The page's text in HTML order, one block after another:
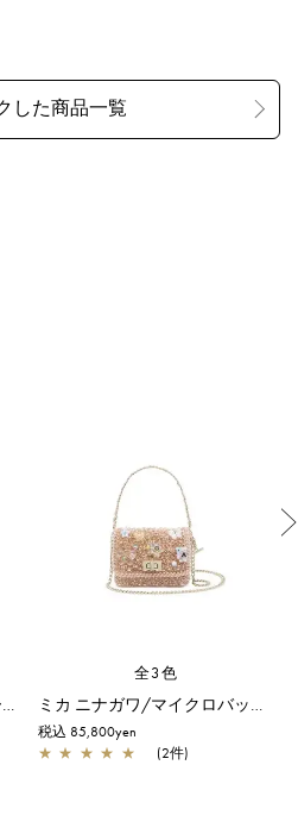
ミカ ニナガワ/バッグチャーム/シャンパングリーン
全3色
ミカ ニナガワ/マイクロバッグ/パウダリーピンクゴールド
税込 85,800yen
★ ★ ★ ★ ★ (2件)